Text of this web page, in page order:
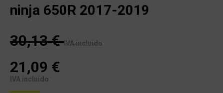
ninja 650R 2017-2019
30,13€ IVA incluido
21,09 €
IVA incluido